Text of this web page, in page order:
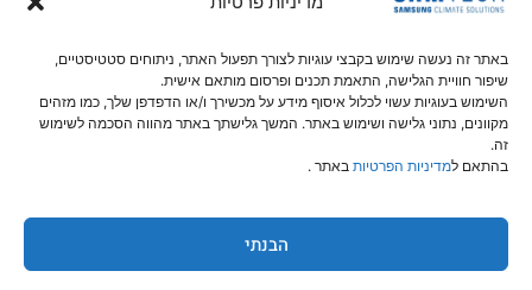
באתר זה נעשה שימוש בקבצי עוגיות לצורך תפעול האתר, ניתוחים סטטיסטיים,
שיפור חוויית הגלישה, התאמת תכנים ופרסום מותאם אישית.
השימוש בעוגיות עשוי לכלול איסוף מידע על מכשירך ו/או הדפדפן שלך, כמו מזהים
מקוונים, נתוני גלישה ושימוש באתר. המשך גלישתך באתר מהווה הסכמה לשימוש
זה.
בהתאם למדיניות הפרטיות באתר .
הבנתי
אביזרים
קישורים